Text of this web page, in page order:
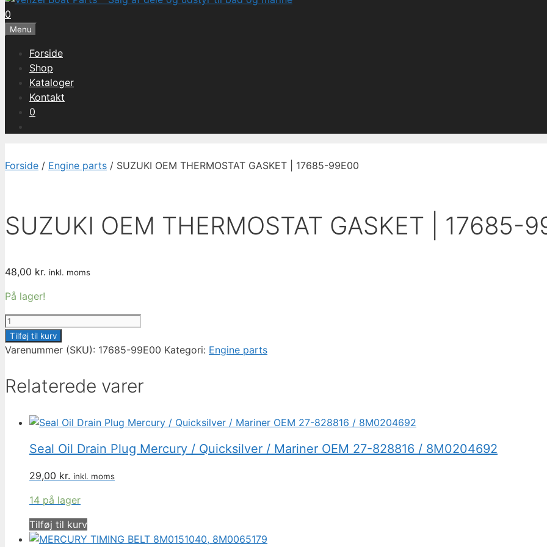
0
Menu
Forside
Shop
Kataloger
Kontakt
0
Forside / Engine parts / SUZUKI OEM THERMOSTAT GASKET | 17685-99E00
SUZUKI OEM THERMOSTAT GASKET | 17685-
48,00 kr. inkl. moms
På lager!
SUZUKI
OEM
THERMOSTAT
|
17685-
antal
Tilføj til kurv
Varenummer (SKU): 17685-99E00 Kategori: Engine parts
Relaterede varer
Seal Oil Drain Plug Mercury / Quicksilver / Mariner OEM 27-828816 / 8M0204692
29,00 kr. inkl. moms
14 på lager
Tilføj til kurv